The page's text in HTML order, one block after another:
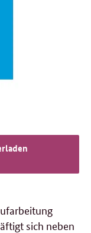
sich neben